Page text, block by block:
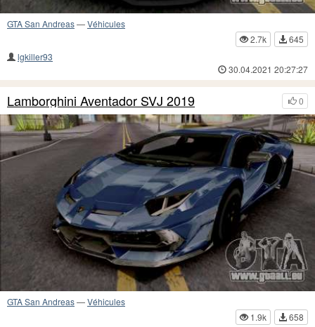
GTA San Andreas—Véhicules
2.7k
645
lgkiller93
30.04.2021 20:27:27
0
Lamborghini Aventador SVJ 2019
GTA San Andreas—Véhicules
1.9k
658